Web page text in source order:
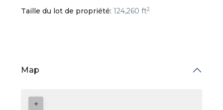
Taille du lot de propriété: 124,260 ft2
Map